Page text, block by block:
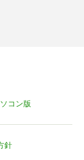
コン版
針